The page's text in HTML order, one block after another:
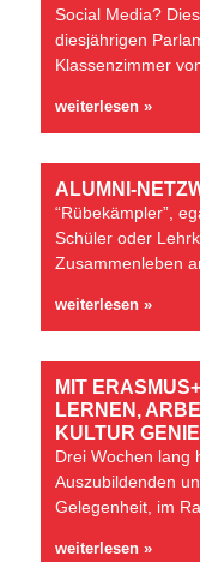
Social Media?
diesjährigen
Klassenzimmer
weiterlesen »
ALUMNI-
“Rübekämpler”,
Schüler oder
Zusammenleben
weiterlesen »
MIT
LERNEN,
KULTUR
Drei Wochen lang
Auszubildenden
Gelegenheit, im
weiterlesen »